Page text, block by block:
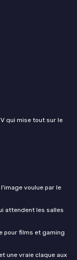
qui mise tout sur le
voulue par le
attendent les salles
pour films et gaming
une vraie claque aux